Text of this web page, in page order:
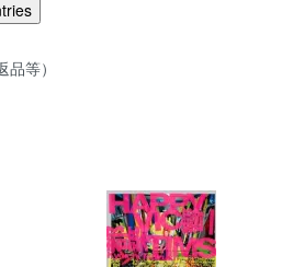
等）